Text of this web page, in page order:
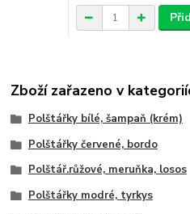
Zboží zařazeno v
Polštářky bílé, šampaň (krém)
Polštářky červené, bordo
Polštář.růžové, meruňka, losos
Polštářky modré, tyrkys